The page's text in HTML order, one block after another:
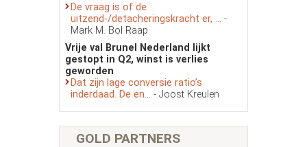
De vraag is of de
uitzend-/detacheringskracht er, ... -
Mark M. Bol Raap
Vrije val Brunel Nederland lijkt
gestopt in Q2, winst is verlies
geworden
Dat zijn lage conversie ratio’s
inderdaad. De en... - Joost Kreulen
GOLD PARTNERS